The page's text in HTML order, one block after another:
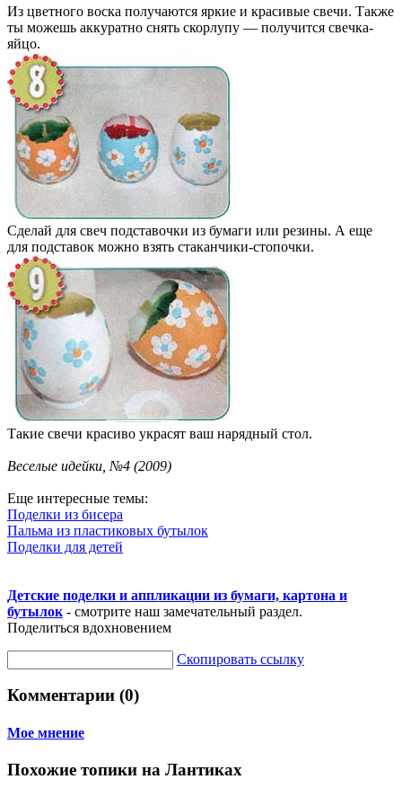
Из цветного воска получаются яркие и красивые свечи. Также
ты можешь аккуратно снять скорлупу — получится свечка-
яйцо.
Сделай для свеч подставочки из бумаги или резины. А еще
для подставок можно взять стаканчики-стопочки.
Такие свечи красиво украсят ваш нарядный стол.
Веселые идейки, №4 (2009)
Еще интересные темы:
Поделки из бисера
Пальма из пластиковых бутылок
Поделки для детей
Детские поделки и аппликации из бумаги, картона и
бутылок - смотрите наш замечательный раздел.
Поделиться вдохновением
Скопировать ссылку
Комментарии (0)
Мое мнение
Похожие топики на Лантиках